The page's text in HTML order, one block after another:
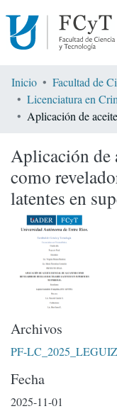
Comunidades
Encontrar por
Inicio
Licenciatura en
Aplicación de
como
latentes en
Archivos
PF-
Fecha
2025-11-01